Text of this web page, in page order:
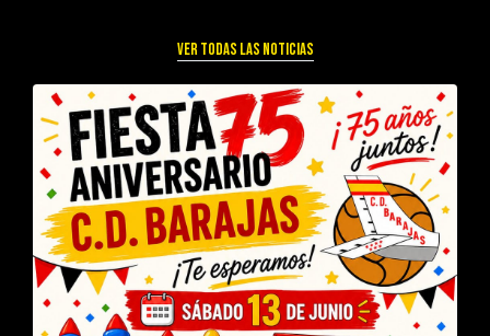
Ver todas las noticias